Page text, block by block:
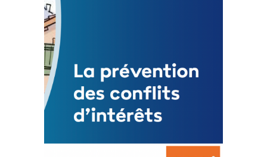
Mise à jour avril 2024 233253 Total 0 Votes
FEUILLETER